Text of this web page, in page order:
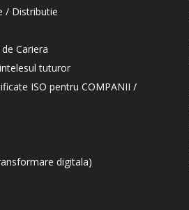
/ Distributie
Cariera
tuturor
ISO pentru COMPANII /
digitala)